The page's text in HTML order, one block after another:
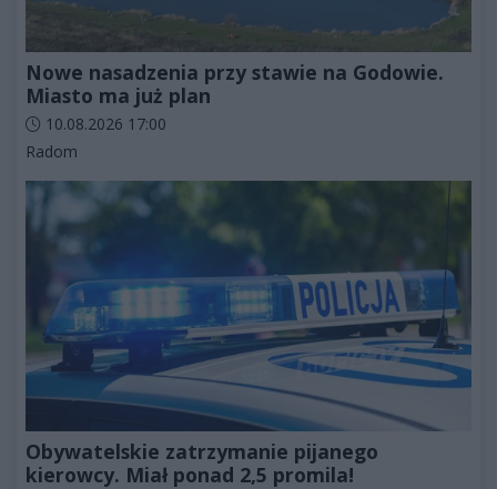
Nowe nasadzenia przy stawie na Godowie.
Miasto ma już plan
Data dodania artykułu:
10.08.2026 17:00
Kategorie artykułu:
Radom
Obywatelskie zatrzymanie pijanego
kierowcy. Miał ponad 2,5 promila!